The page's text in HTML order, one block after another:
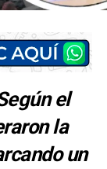
el
la
un